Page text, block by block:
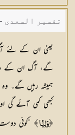
تفسیر السعدی
یعنی ان کے لئے
گے، آگ ان کے
ہمیشہ رہیں گے۔
کبھی کمی آئے گی
﴿وَلِيًّا ﴾ ”کوئی